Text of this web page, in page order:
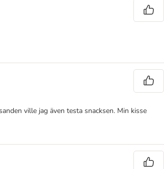
ville jag även testa snacksen. Min kisse